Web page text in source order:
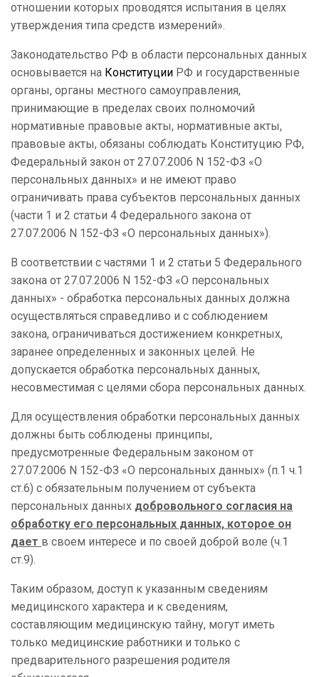
отношении которых проводятся испытания в целях
утверждения типа средств измерений».
Законодательство РФ в области персональных данных
основывается на Конституции РФ и государственные
органы, органы местного самоуправления,
принимающие в пределах своих полномочий
нормативные правовые акты, нормативные акты,
правовые акты, обязаны соблюдать Конституцию РФ,
Федеральный закон от 27.07.2006 N 152-ФЗ «О
персональных данных» и не имеют право
ограничивать права субъектов персональных данных
(части 1 и 2 статьи 4 Федерального закона от
27.07.2006 N 152-ФЗ «О персональных данных»).
В соответствии с частями 1 и 2 статьи 5 Федерального
закона от 27.07.2006 N 152-ФЗ «О персональных
данных» - обработка персональных данных должна
осуществляться справедливо и с соблюдением
закона, ограничиваться достижением конкретных,
заранее определенных и законных целей. Не
допускается обработка персональных данных,
несовместимая с целями сбора персональных данных.
Для осуществления обработки персональных данных
должны быть соблюдены принципы,
предусмотренные Федеральным законом от
27.07.2006 N 152-ФЗ «О персональных данных» (п.1 ч.1
ст.6) с обязательным получением от субъекта
персональных данных добровольного согласия на
обработку его персональных данных, которое он
дает в своем интересе и по своей доброй воле (ч.1
ст.9).
Таким образом, доступ к указанным сведениям
медицинского характера и к сведениям,
составляющим медицинскую тайну, могут иметь
только медицинские работники и только с
предварительного разрешения родителя